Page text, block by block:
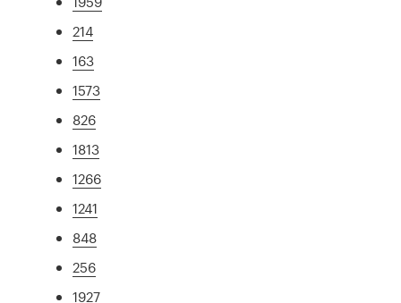
214
163
1573
826
1813
1266
1241
848
256
1927